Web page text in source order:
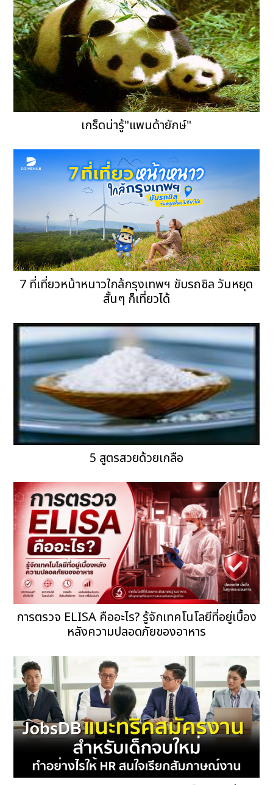
เกร็ดน่ารู้"แพนด้ายักษ์"
7 ที่เที่ยวหน้าหนาวใกล้กรุงเทพฯ ขับรถชิล วันหยุด
สั้นๆ ก็เที่ยวได้
5 สูตรสวยด้วยเกลือ
การตรวจ ELISA คืออะไร? รู้จักเทคโนโลยีที่อยู่เบื้อง
หลังความปลอดภัยของอาหาร